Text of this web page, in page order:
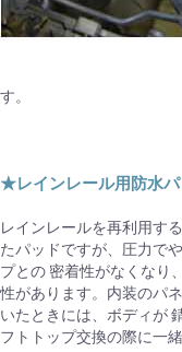
ほとんどの
す。 これです
★レインレール用防水パ
レインレールを再利用す
たパッドですが、圧力で
プとの 密着性がなくなり
性があります。内装のパ
いたときには、ボディが
フトトップ交換の際に一